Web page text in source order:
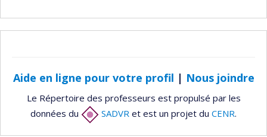
Aide en ligne pour votre profil | Nous joindre
Le Répertoire des professeurs est propulsé par les
données du
SADVR et est un projet du CENR.